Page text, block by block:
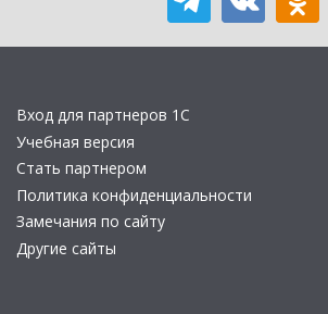
Вход для партнеров 1С
Учебная версия
Стать партнером
Политика конфиденциальности
Замечания по сайту
Другие сайты